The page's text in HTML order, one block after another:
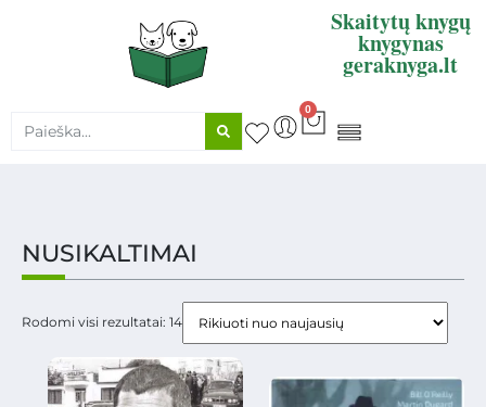
Skaitytų knygų
knygynas
geraknyga.lt
0
NUSIKALTIMAI
Rodomi visi rezultatai: 14